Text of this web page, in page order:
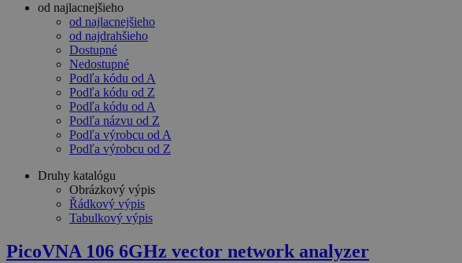
od najlacnejšieho
od najlacnejšieho
od najdrahšieho
Dostupné
Nedostupné
Podľa kódu od A
Podľa kódu od Z
Podľa kódu od A
Podľa názvu od Z
Podľa výrobcu od A
Podľa výrobcu od Z
Druhy katalógu
Obrázkový výpis
Řádkový výpis
Tabulkový výpis
PicoVNA 106 6GHz vector network analyzer